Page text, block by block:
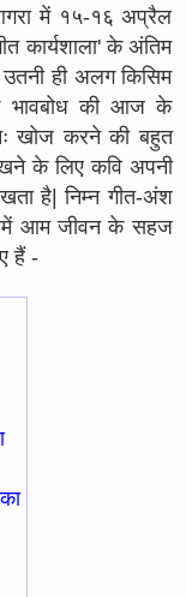
आगरा में १५-१६ अप्रैल
कार्यशाला' के अंतिम
ही अलग किसिम
भावबोध की आज के
खोज करने की बहुत
के लिए कवि अपनी
है| निम्न गीत-अंश
आम जीवन के सहज
हैं -